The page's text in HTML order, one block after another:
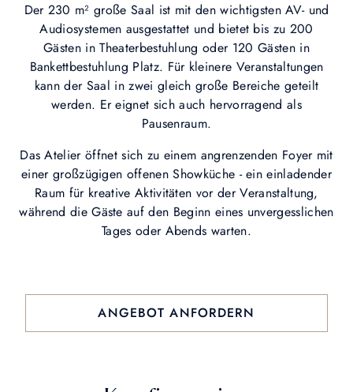
Der 230 m² große Saal ist mit den wichtigsten AV- und
Audiosystemen ausgestattet und bietet bis zu 200
Gästen in Theaterbestuhlung oder 120 Gästen in
Bankettbestuhlung Platz. Für kleinere Veranstaltungen
kann der Saal in zwei gleich große Bereiche geteilt
werden. Er eignet sich auch hervorragend als
Pausenraum.
Das Atelier öffnet sich zu einem angrenzenden Foyer mit
einer großzügigen offenen Showküche - ein einladender
Raum für kreative Aktivitäten vor der Veranstaltung,
während die Gäste auf den Beginn eines unvergesslichen
Tages oder Abends warten.
ANGEBOT ANFORDERN